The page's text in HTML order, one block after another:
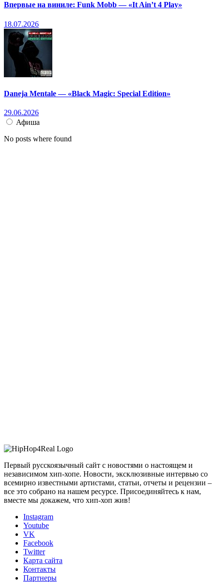
Впервые на виниле: Funk Mobb — «It Ain’t 4 Play»
18.07.2026
Daneja Mentale — «Black Magic: Special Edition»
29.06.2026
Афиша
No posts where found
Первый русскоязычный сайт с новостями о настоящем и
независимом хип-хопе. Новости, эксклюзивные интервью со
всемирно известными артистами, статьи, отчеты и рецензии –
все это собрано на нашем ресурсе. Присоединяйтесь к нам,
вместе мы докажем, что хип-хоп жив!
Instagram
Youtube
VK
Facebook
Twitter
Карта сайта
Контакты
Партнеры